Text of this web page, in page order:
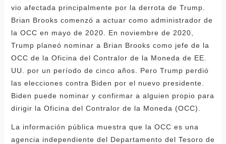
vio afectada principalmente por la derrota de Trump.
Brian Brooks comenzó a actuar como administrador de
la OCC en mayo de 2020. En noviembre de 2020,
Trump planeó nominar a Brian Brooks como jefe de la
OCC de la Oficina del Contralor de la Moneda de EE.
UU. por un período de cinco años. Pero Trump perdió
las elecciones contra Biden por el nuevo presidente.
Biden puede nominar y confirmar a alguien propio para
dirigir la Oficina del Contralor de la Moneda (OCC).
La información pública muestra que la OCC es una
agencia independiente del Departamento del Tesoro de